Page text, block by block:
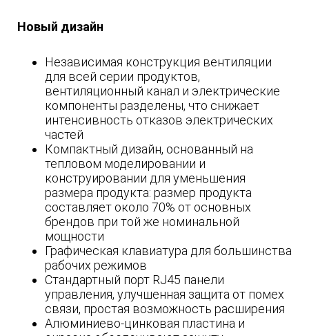
Новый дизайн
Независимая конструкция вентиляции
для всей серии продуктов,
вентиляционный канал и электрические
компоненты разделены, что снижает
интенсивность отказов электрических
частей
Компактный дизайн, основанный на
тепловом моделировании и
конструировании для уменьшения
размера продукта: размер продукта
составляет около 70% от основных
брендов при той же номинальной
мощности
Графическая клавиатура для большинства
рабочих режимов
Стандартный порт RJ45 панели
управления, улучшенная защита от помех
связи, простая возможность расширения
Алюминиево-цинковая пластина и